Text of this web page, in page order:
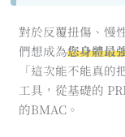
對於反覆扭傷、慢
們想成為您身體最
「這次能不能真
工具，從基礎的
的BMAC。